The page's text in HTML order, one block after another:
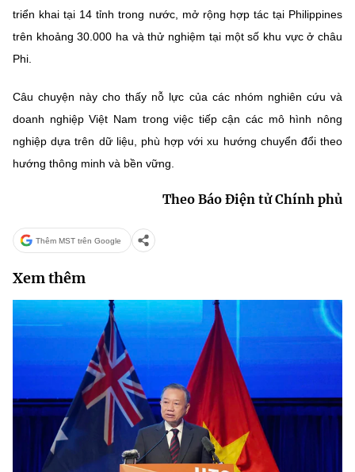
triển khai tại 14 tỉnh trong nước, mở rộng hợp tác tại Philippines
trên khoảng 30.000 ha và thử nghiệm tại một số khu vực ở châu
Phi.
Câu chuyện này cho thấy nỗ lực của các nhóm nghiên cứu và
doanh nghiệp Việt Nam trong việc tiếp cận các mô hình nông
nghiệp dựa trên dữ liệu, phù hợp với xu hướng chuyển đổi theo
hướng thông minh và bền vững.
Theo Báo Điện tử Chính phủ
Thêm MST trên Google
Xem thêm